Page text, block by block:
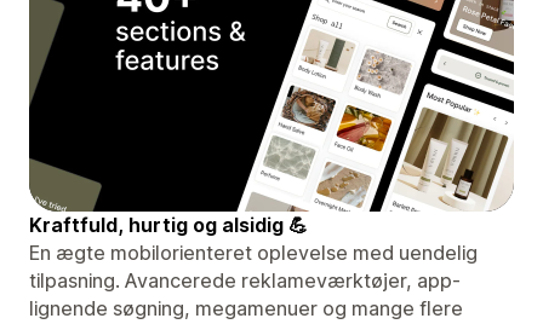
Kraftfuld, hurtig og alsidig 💪
En ægte mobilorienteret oplevelse med uendelig
tilpasning. Avancerede reklameværktøjer, app-
lignende søgning, megamenuer og mange flere